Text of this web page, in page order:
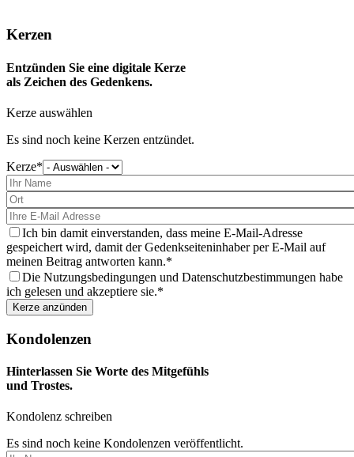
Kerzen
Entzünden Sie eine digitale Kerze
als Zeichen des Gedenkens.
Kerze auswählen
Es sind noch keine Kerzen entzündet.
Kerze
wählen
Sie
aus
Ich bin damit einverstanden, dass meine E-Mail-Adresse
gespeichert wird, damit der Gedenkseiteninhaber per E-Mail auf
meinen Beitrag antworten kann.
Die Nutzungsbedingungen und Datenschutzbestimmungen habe
ich gelesen und akzeptiere sie.
Kondolenzen
Hinterlassen Sie Worte des Mitgefühls
und Trostes.
Kondolenz schreiben
Es sind noch keine Kondolenzen veröffentlicht.